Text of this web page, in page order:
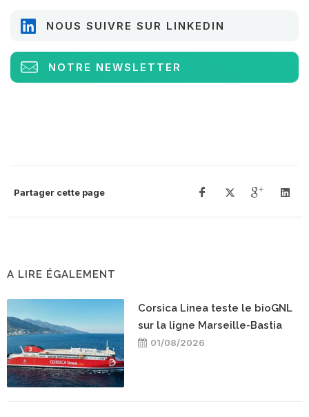
NOUS SUIVRE SUR LINKEDIN
NOTRE NEWSLETTER
Partager cette page
A LIRE ÉGALEMENT
Corsica Linea teste le bioGNL
sur la ligne Marseille-Bastia
01/08/2026